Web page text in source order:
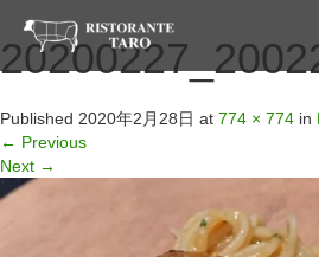
Published 2020年2月28日 at 774 × 774 in
← Previous
Next →